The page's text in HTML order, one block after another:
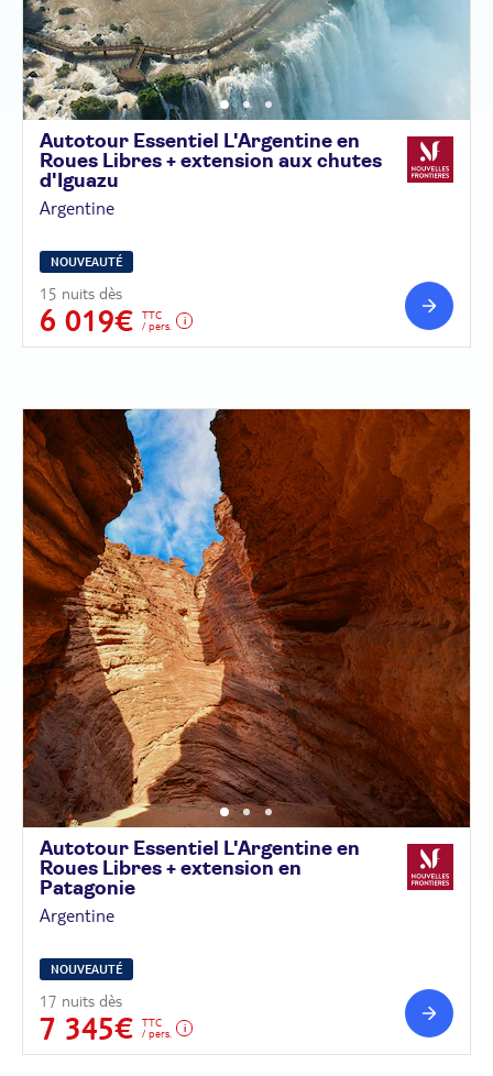
Autotour Essentiel L'Argentine en
Roues Libres + extension aux chutes
d'Iguazu
Argentine
NOUVEAUTÉ
15 nuits dès
6 019€
TTC
/ pers.
Autotour Essentiel L'Argentine en
Roues Libres + extension en
Patagonie
Argentine
NOUVEAUTÉ
17 nuits dès
7 345€
TTC
/ pers.